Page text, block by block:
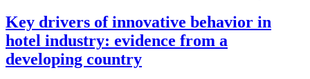
Key drivers of innovative behavior in
hotel industry: evidence from a
developing country